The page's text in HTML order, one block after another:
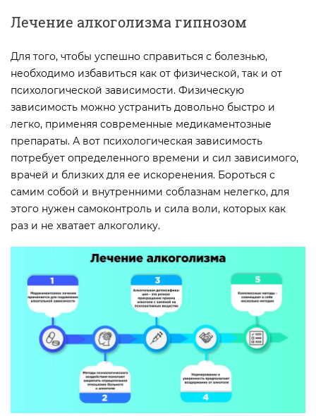
Лечение алкоголизма гипнозом
Для того, чтобы успешно справиться с болезнью,
необходимо избавиться как от физической, так и от
психологической зависимости. Физическую
зависимость можно устранить довольно быстро и
легко, применяя современные медикаментозные
препараты. А вот психологическая зависимость
потребует определенного времени и сил зависимого,
врачей и близких для ее искоренения. Бороться с
самим собой и внутренними соблазнам нелегко, для
этого нужен самоконтроль и сила воли, которых как
раз и не хватает алкоголику.